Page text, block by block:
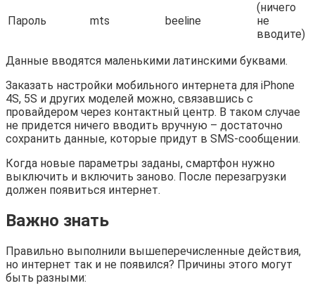
Пароль mts beeline
(ничего
не
вводите)
Данные вводятся маленькими латинскими буквами.
Заказать настройки мобильного интернета для iPhone
4S, 5S и других моделей можно, связавшись с
провайдером через контактный центр. В таком случае
не придется ничего вводить вручную – достаточно
сохранить данные, которые придут в SMS-сообщении.
Когда новые параметры заданы, смартфон нужно
выключить и включить заново. После перезагрузки
должен появиться интернет.
Важно знать
Правильно выполнили вышеперечисленные действия,
но интернет так и не появился? Причины этого могут
быть разными: